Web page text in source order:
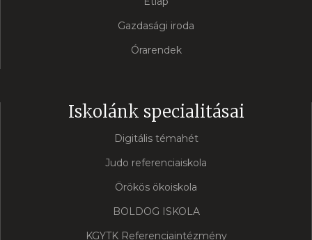
Gazdasági iroda
Órarendek
Iskolánk specialitásai
Digitális témahét
Judo referenciaiskola
Örökös ökoiskola
BOLDOG ISKOLA
KGYTK Referenciaintézmény